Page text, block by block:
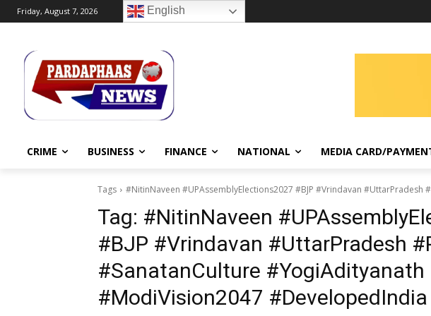
Friday, August 7, 2026 English
CRIME BUSINESS FINANCE NATIONAL MEDIA CARD/
Tags #NitinNaveen #UPAssemblyElections2027 #BJP #Vrindavan
Tag: #NitinNaveen
#BJP #Vrindavan #UttarPradesh
#SanatanCulture #YogiAdityanath
#ModiVision2047 #DevelopedIndia